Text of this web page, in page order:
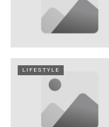
LIFESTYLE